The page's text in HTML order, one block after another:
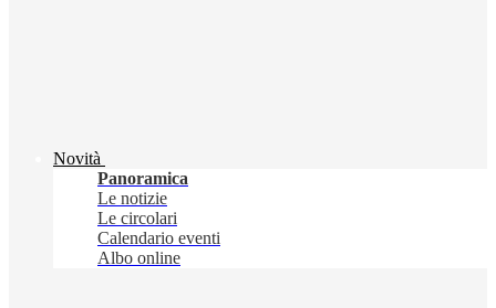
Novità
Panoramica
Le notizie
Le circolari
Calendario eventi
Albo online